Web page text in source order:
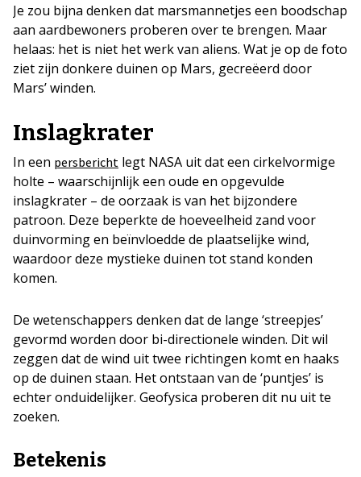
Je zou bijna denken dat marsmannetjes een boodschap
aan aardbewoners proberen over te brengen. Maar
helaas: het is niet het werk van aliens. Wat je op de foto
ziet zijn donkere duinen op Mars, gecreëerd door
Mars’ winden.
Inslagkrater
In een persbericht legt NASA uit dat een cirkelvormige
holte – waarschijnlijk een oude en opgevulde
inslagkrater – de oorzaak is van het bijzondere
patroon. Deze beperkte de hoeveelheid zand voor
duinvorming en beïnvloedde de plaatselijke wind,
waardoor deze mystieke duinen tot stand konden
komen.
De wetenschappers denken dat de lange ‘streepjes’
gevormd worden door bi-directionele winden. Dit wil
zeggen dat de wind uit twee richtingen komt en haaks
op de duinen staan. Het ontstaan van de ‘puntjes’ is
echter onduidelijker. Geofysica proberen dit nu uit te
zoeken.
Betekenis